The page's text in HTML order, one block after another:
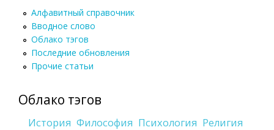
Алфавитный справочник
Вводное слово
Облако тэгов
Последние обновления
Прочие статьи
Облако тэгов
История Философия Психология Религия